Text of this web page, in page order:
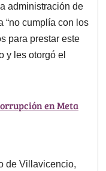
administración de
“no cumplía con los
para prestar este
y les otorgó el
en Meta
de Villavicencio,